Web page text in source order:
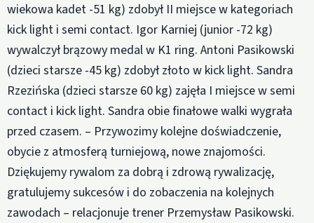
wiekowa kadet -51 kg) zdobył II miejsce w kategoriach
kick light i semi contact. Igor Karniej (junior -72 kg)
wywalczył brązowy medal w K1 ring. Antoni Pasikowski
(dzieci starsze -45 kg) zdobył złoto w kick light. Sandra
Rzezińska (dzieci starsze 60 kg) zajęła I miejsce w semi
contact i kick light. Sandra obie finałowe walki wygrała
przed czasem. – Przywozimy kolejne doświadczenie,
obycie z atmosferą turniejową, nowe znajomości.
Dziękujemy rywalom za dobrą i zdrową rywalizację,
gratulujemy sukcesów i do zobaczenia na kolejnych
zawodach – relacjonuje trener Przemysław Pasikowski.